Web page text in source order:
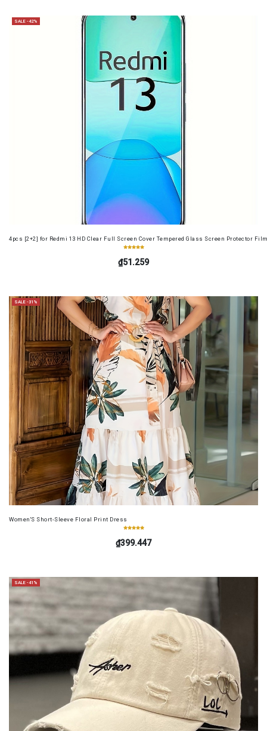
SALE -42%
4pcs [2+2] for Redmi 13 HD Clear Full Screen Cover Tempered Glass Screen Protector
₫51.259
SALE -31%
Women'S Short-Sleeve Floral Print Dress
₫399.447
SALE -41%